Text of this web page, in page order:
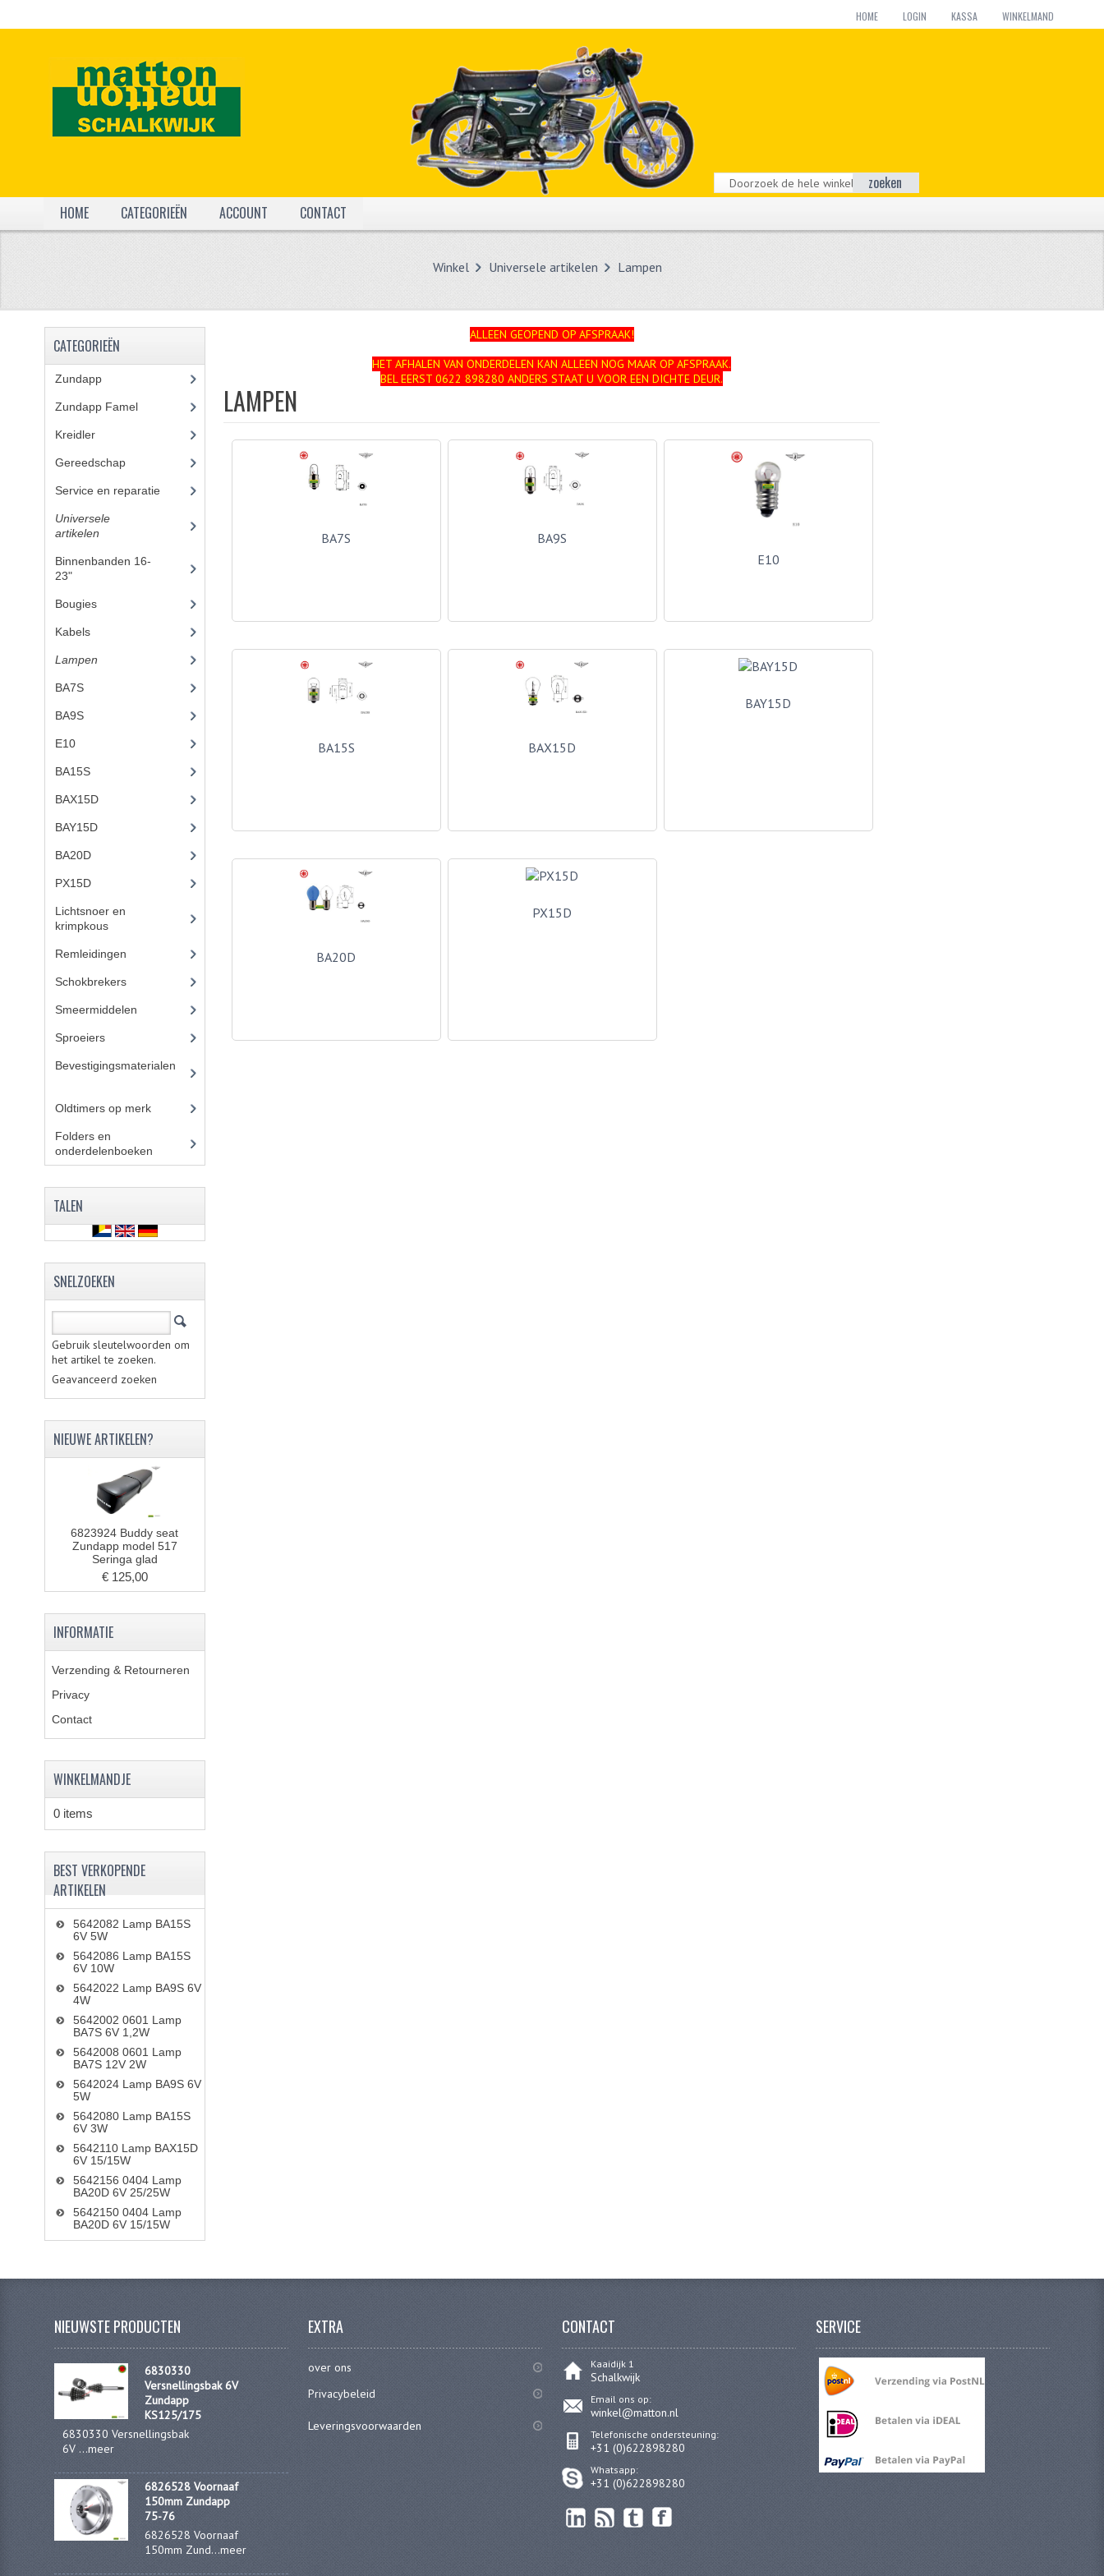
HOME LOGIN KASSA WINKELMAND
zoeken
HOME
CATEGORIEËN ACCOUNT CONTACT
Winkel Universele artikelen Lampen
ALLEEN GEOPEND OP AFSPRAAK!
HET AFHALEN VAN ONDERDELEN KAN ALLEEN NOG MAAR OP AFSPRAAK.
BEL EERST 0622 898280 ANDERS STAAT U VOOR EEN DICHTE DEUR.
LAMPEN
BA7S
BA9S
E10
BA15S BAX15D
BAY15D
BA20D
PX15D
CATEGORIEËN
Zundapp(2591)
Zundapp Famel(61)
Kreidler(648)
Gereedschap(5)
Service en reparatie
Universele
artikelen
Binnenbanden 16-
23"(35)
Bougies(24)
Kabels(28)
Lampen
BA7S(3)
BA9S(10)
E10(9)
BA15S(10)
BAX15D(4)
BAY15D(2)
BA20D(12)
PX15D
Lichtsnoer en
krimpkous(23)
Remleidingen
Schokbrekers(18)
Smeermiddelen
Sproeiers(39)
Bevestigingsmaterialen
Oldtimers op merk(73)
Folders en
onderdelenboeken
TALEN
SNELZOEKEN
Gebruik sleutelwoorden om
het artikel te zoeken.
Geavanceerd zoeken
NIEUWE ARTIKELEN?
6823924 Buddy seat
Zundapp model 517
Seringa glad
€ 125,00
INFORMATIE
Verzending & Retourneren
Privacy
Contact
WINKELMANDJE
0 items
BEST VERKOPENDE
ARTIKELEN
5642082 Lamp BA15S
6V 5W
5642086 Lamp BA15S
6V 10W
5642022 Lamp BA9S 6V
4W
5642002 0601 Lamp
BA7S 6V 1,2W
5642008 0601 Lamp
BA7S 12V 2W
5642024 Lamp BA9S 6V
5W
5642080 Lamp BA15S
6V 3W
5642110 Lamp BAX15D
6V 15/15W
5642156 0404 Lamp
BA20D 6V 25/25W
5642150 0404 Lamp
BA20D 6V 15/15W
NIEUWSTE PRODUCTEN
6830330
Versnellingsbak 6V
Zundapp
KS125/175
6830330 Versnellingsbak
6V ...meer
6826528 Voornaaf
150mm Zundapp
75-76
6826528 Voornaaf
150mm Zund...meer
EXTRA
over ons
Privacybeleid
Leveringsvoorwaarden
CONTACT
Kaaidijk 1
Schalkwijk
Email ons op:
winkel@matton.nl
Telefonische ondersteuning:
+31 (0)622898280
Whatsapp:
+31 (0)622898280
SERVICE